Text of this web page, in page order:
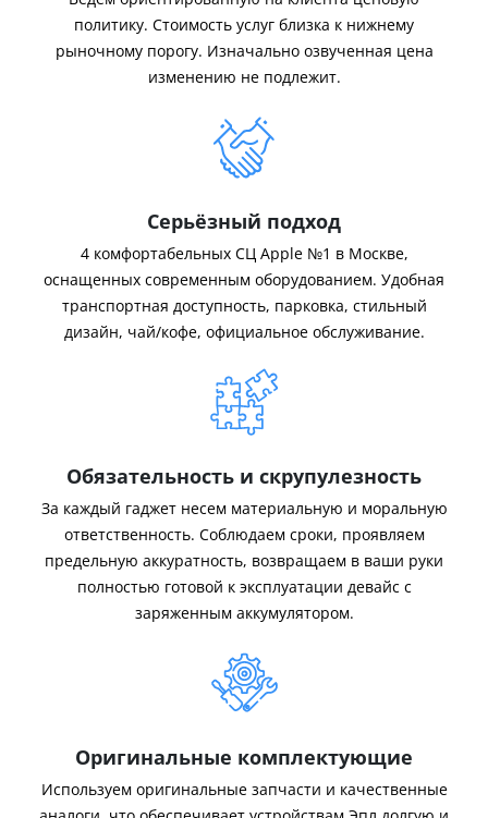
политику. Стоимость услуг близка к нижнему
рыночному порогу. Изначально озвученная цена
изменению не подлежит.
Серьёзный подход
4 комфортабельных СЦ Apple №1 в Москве,
оснащенных современным оборудованием. Удобная
транспортная доступность, парковка, стильный
дизайн, чай/кофе, официальное обслуживание.
Обязательность и скрупулезность
За каждый гаджет несем материальную и моральную
ответственность. Соблюдаем сроки, проявляем
предельную аккуратность, возвращаем в ваши руки
полностью готовой к эксплуатации девайс с
заряженным аккумулятором.
Оригинальные комплектующие
Используем оригинальные запчасти и качественные